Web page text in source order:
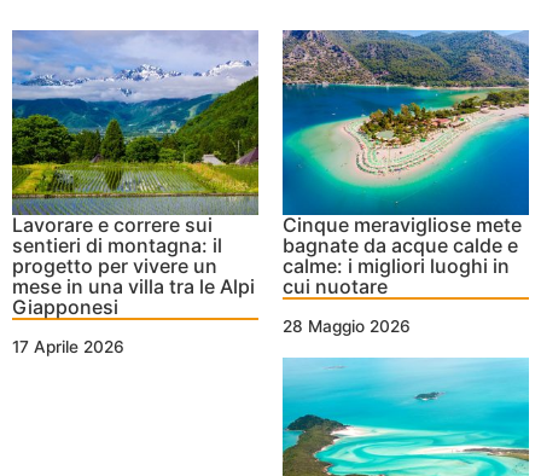
Lavorare e correre sui
sentieri di montagna: il
progetto per vivere un
mese in una villa tra le Alpi
Giapponesi
17 Aprile 2026
Cinque meravigliose mete
bagnate da acque calde e
calme: i migliori luoghi in
cui nuotare
28 Maggio 2026